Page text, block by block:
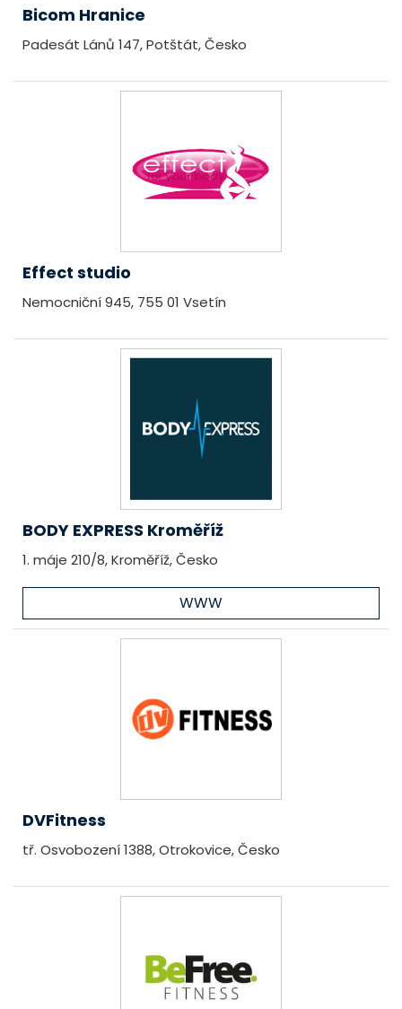
Bicom Hranice
Padesát Lánů 147, Potštát, Česko
Effect studio
Nemocniční 945, 755 01 Vsetín
BODY EXPRESS Kroměříž
1. máje 210/8, Kroměříž, Česko
WWW
DVFitness
tř. Osvobození 1388, Otrokovice, Česko